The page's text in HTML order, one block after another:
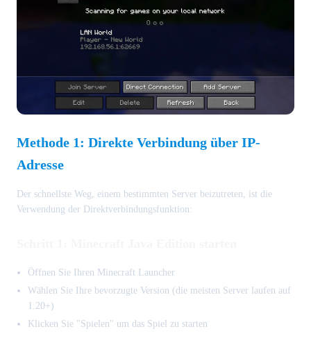
Methode 1: Direkte Verbindung über IP-
Adresse
Der schnellste Weg, einem bestimmten Server beizutreten, ist die
Verwendung der Direktverbindungsfunktion:
Öffnen Sie Ihren Minecraft Launcher
Wählen Sie Ihre bevorzugte Version (die meisten Server laufen auf
1.20+)
Klicken Sie "Spielen" um das Spiel zu starten